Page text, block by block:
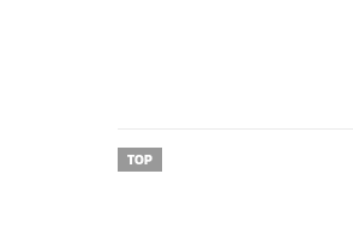
TOP